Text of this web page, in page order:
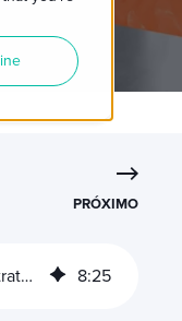
PRÓXIMO
Supere a recessão com estratégias de marketing digital 8:25